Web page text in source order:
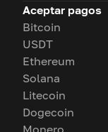
Aceptar pagos
Bitcoin
USDT
Ethereum
Solana
Litecoin
Dogecoin
Monero